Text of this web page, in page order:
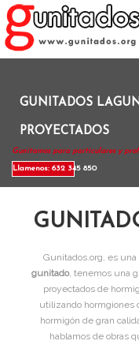
GUNITADOS
PROYECTADOS
Gunitamos para particulares y
Llamenos: 632 345 850
Gunitados.org, es
gunitado, tenemos una
proyectados de
utilizando hormgiones
hormigón de gran
hablamos de obras